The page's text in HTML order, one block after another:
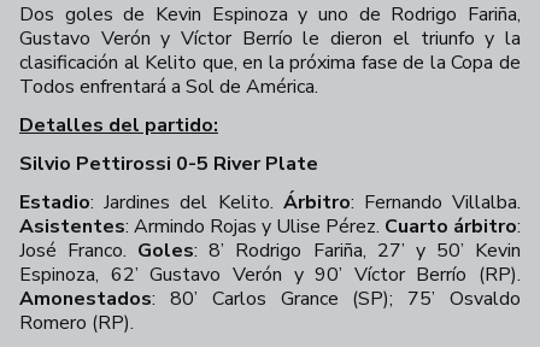
Dos goles de Kevin Espinoza y uno de Rodrigo Fariña,
Gustavo Verón y Víctor Berrío le dieron el triunfo y la
clasificación al Kelito que, en la próxima fase de la Copa de
Todos enfrentará a Sol de América.
Detalles del partido:
Silvio Pettirossi 0-5 River Plate
Estadio: Jardines del Kelito. Árbitro: Fernando Villalba.
Asistentes: Armindo Rojas y Ulise Pérez. Cuarto árbitro:
José Franco. Goles: 8’ Rodrigo Fariña, 27’ y 50’ Kevin
Espinoza, 62’ Gustavo Verón y 90’ Víctor Berrío (RP).
Amonestados: 80’ Carlos Grance (SP); 75’ Osvaldo
Romero (RP).